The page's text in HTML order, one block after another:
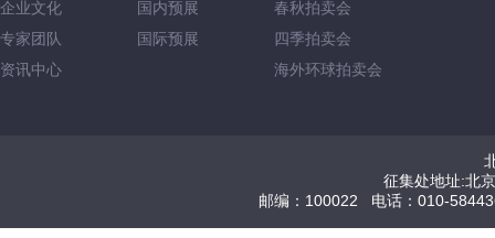
企业文化
专家团队
资讯中心
国内预展
国际预展
春秋拍卖会
四季拍卖会
海外环球拍卖会
征集处地址:北
邮编：100022 电话：010-